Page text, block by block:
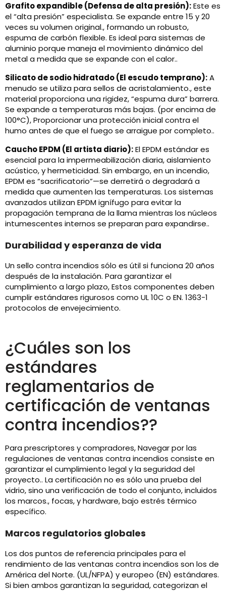
Grafito expandible (Defensa de alta presión):Este es
el “alta presión” especialista. Se expande entre 15 y 20
veces su volumen original., formando un robusto,
espuma de carbón flexible. Es ideal para sistemas de
aluminio porque maneja el movimiento dinámico del
metal a medida que se expande con el calor..
Silicato de sodio hidratado (El escudo temprano):A
menudo se utiliza para sellos de acristalamiento., este
material proporciona una rigidez, “espuma dura” barrera.
Se expande a temperaturas más bajas. (por encima de
100°C), Proporcionar una protección inicial contra el
humo antes de que el fuego se arraigue por completo..
Caucho EPDM (El artista diario):El EPDM estándar es
esencial para la impermeabilización diaria, aislamiento
acústico, y hermeticidad. Sin embargo, en un incendio,
EPDM es “sacrificatorio”—se derretirá o degradará a
medida que aumenten las temperaturas. Los sistemas
avanzados utilizan EPDM ignífugo para evitar la
propagación temprana de la llama mientras los núcleos
intumescentes internos se preparan para expandirse..
Durabilidad y esperanza de vida
Un sello contra incendios sólo es útil si funciona 20 años
después de la instalación. Para garantizar el
cumplimiento a largo plazo, Estos componentes deben
cumplir estándares rigurosos como UL 10C o EN. 1363-1
protocolos de envejecimiento.
¿Cuáles son los
estándares
reglamentarios de
certificación de ventanas
contra incendios??
Para prescriptores y compradores, Navegar por las
regulaciones de ventanas contra incendios consiste en
garantizar el cumplimiento legal y la seguridad del
proyecto.. La certificación no es sólo una prueba del
vidrio, sino una verificación de todo el conjunto, incluidos
los marcos., focas, y hardware, bajo estrés térmico
específico.
Marcos regulatorios globales
Los dos puntos de referencia principales para el
rendimiento de las ventanas contra incendios son los de
América del Norte. (UL/NFPA) y europeo (EN) estándares.
Si bien ambos garantizan la seguridad, categorizan el